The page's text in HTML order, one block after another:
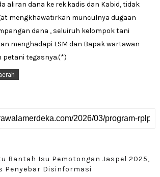
aliran dana ke rek.kadis dan Kabid, tidak
mengkhawatirkan munculnya dugaan
dana , seluiruh kelompok tani
menghadapi LSM dan Bapak wartawan
petani tegasnya.(*)
Bantah Isu Pemotongan Jaspel 2025,
Penyebar Disinformasi